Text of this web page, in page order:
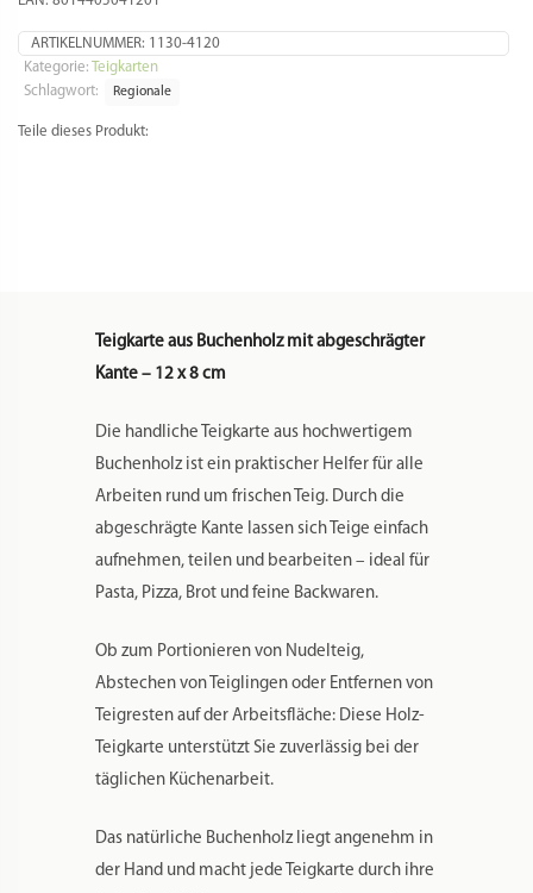
ARTIKELNUMMER: 1130-4120
Kategorie: Teigkarten
Schlagwort:
Regionale
Teile dieses Produkt:
Teigkarte aus Buchenholz mit abgeschrägter
Kante – 12 x 8 cm
Die handliche Teigkarte aus hochwertigem
Buchenholz ist ein praktischer Helfer für alle
Arbeiten rund um frischen Teig. Durch die
abgeschrägte Kante lassen sich Teige einfach
aufnehmen, teilen und bearbeiten – ideal für
Pasta, Pizza, Brot und feine Backwaren.
Ob zum Portionieren von Nudelteig,
Abstechen von Teiglingen oder Entfernen von
Teigresten auf der Arbeitsfläche: Diese Holz-
Teigkarte unterstützt Sie zuverlässig bei der
täglichen Küchenarbeit.
Das natürliche Buchenholz liegt angenehm in
der Hand und macht jede Teigkarte durch ihre